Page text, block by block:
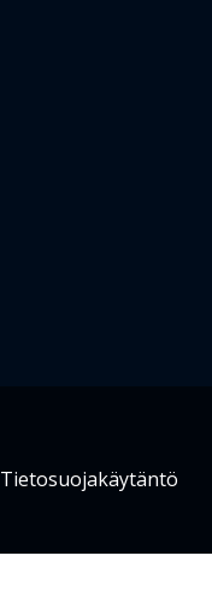
Tietosuojakäytäntö